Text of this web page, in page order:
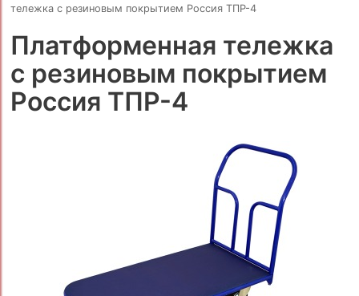
тележка с резиновым покрытием Россия ТПР-4
Платформенная тележка
с резиновым покрытием
Россия ТПР-4